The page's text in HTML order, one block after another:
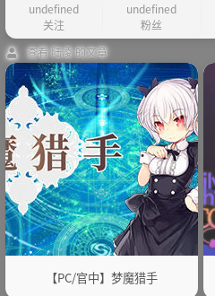
undefined
关注
undefined
粉丝
查看 陆凌 的文章
【PC/官中】梦魔猎手